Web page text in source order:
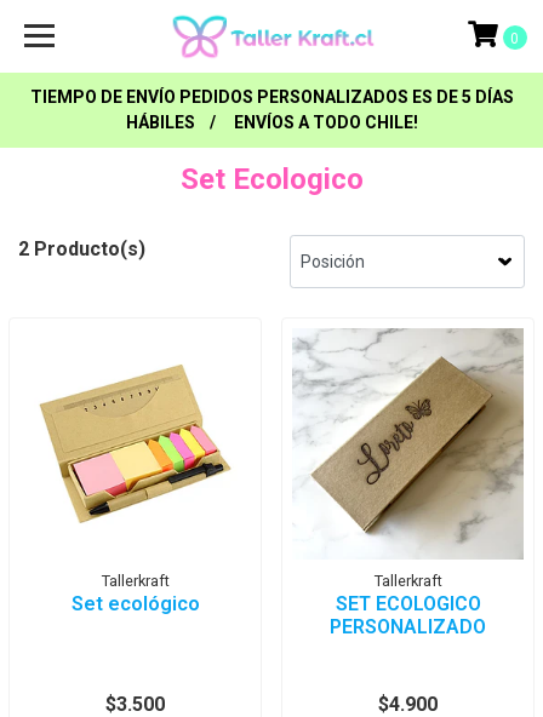
TIEMPO DE ENVÍO PEDIDOS PERSONALIZADOS ES DE 5 DÍAS
HÁBILES / ENVÍOS A TODO CHILE!
0
Set Ecologico
2 Producto(s)
Tallerkraft
Set ecológico
$3.500
Tallerkraft
SET ECOLOGICO
PERSONALIZADO
$4.900